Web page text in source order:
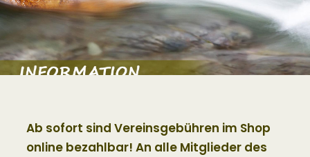
Ab sofort sind Vereinsgebühren im Shop
online bezahlbar! An alle Mitglieder des